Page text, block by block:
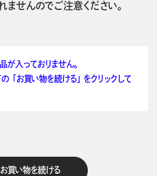
ませんのでご注意ください。
が入っておりません。
「お買い物を続ける」 をクリックして
お買い物を続ける